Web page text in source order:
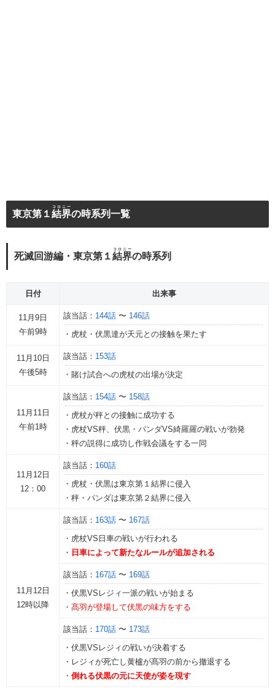
東京第１結界
コロニー
の時系列一覧
死滅回游編・東京第１結界
コロニー
の時系列
日付 出来事
11月9日
午前9時
該当話： 144話 〜 146話
・虎杖・伏黒達が天元との接触を果たす
11月10日
午後5時
該当話： 153話
・賭け試合への虎杖の出場が決定
11月11日
午前1時
該当話： 154話 〜 158話
・虎杖が秤との接触に成功する
・虎杖VS秤、伏黒・パンダVS綺羅羅の戦いが勃発
・秤の説得に成功し作戦会議をする一同
11月12日
12：00
該当話： 160話
・虎杖・伏黒は東京第１結界に侵入
・秤・パンダは東京第２結界に侵入
11月12日
12時以降
該当話： 163話 〜 167話
・虎杖VS日車の戦いが行われる
・ 日車によって新たなルールが追加される
該当話： 167話 〜 169話
・伏黒VSレジィ一派の戦いが始まる
・ 髙羽が登場して伏黒の味方をする
該当話： 170話 〜 173話
・伏黒VSレジィの戦いが決着する
・レジィが死亡し黄櫨が髙羽の前から撤退する
・ 倒れる伏黒の元に天使が姿を現す